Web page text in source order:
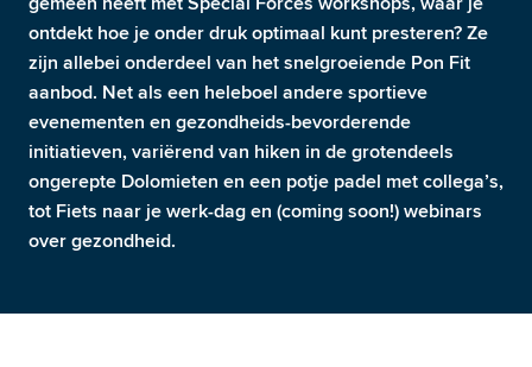
ontdekt hoe je onder druk optimaal kunt presteren? Ze
zijn allebei onderdeel van het snelgroeiende Pon Fit
aanbod. Net als een heleboel andere sportieve
evenementen en gezondheids-bevorderende
initiatieven, variërend van hiken in de grotendeels
ongerepte Dolomieten en een potje padel met collega’s,
tot Fiets naar je werk-dag en (coming soon!) webinars
over gezondheid.